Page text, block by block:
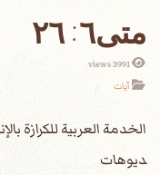
متى٦: ٢٦
3991 views
آيات
الخدمة العربية للكرازة
ديوهات